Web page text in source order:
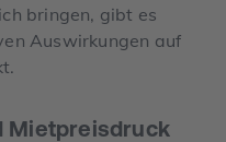
bringen, gibt es
Auswirkungen auf
Mietpreisdruck